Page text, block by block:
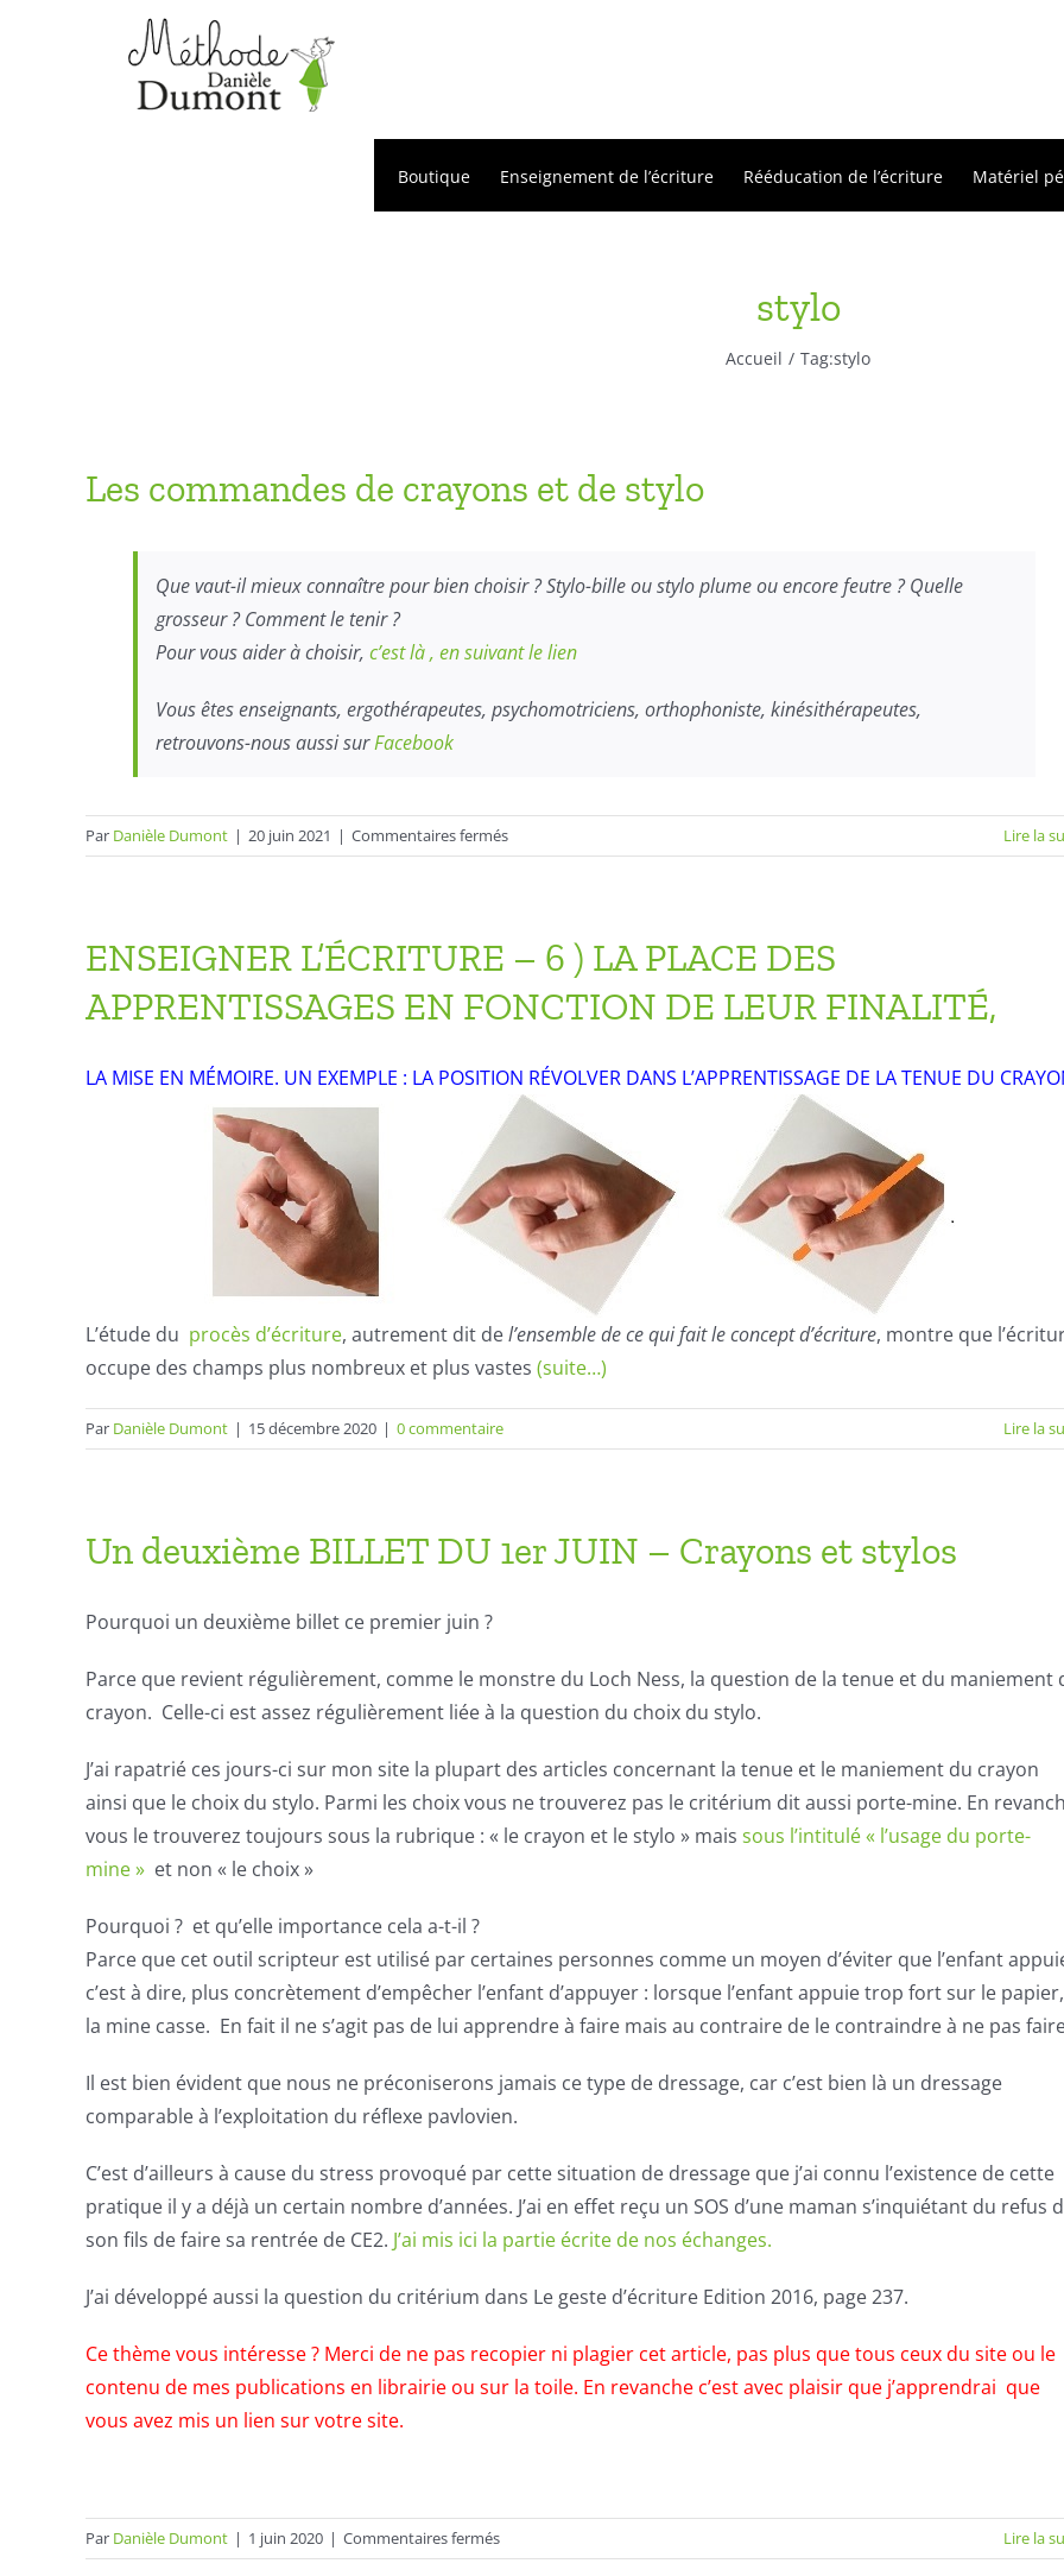
Boutique Enseignement de l’écriture Rééducation de l’écriture Matériel
stylo
Accueil Tag:stylo
Les commandes de crayons et de stylo
Que vaut-il mieux connaître pour bien choisir ? Stylo-bille ou stylo plume ou encore feutre ? Quelle
grosseur ? Comment le tenir ?
Pour vous aider à choisir, c’est là , en suivant le lien
Vous êtes enseignants, ergothérapeutes, psychomotriciens, orthophoniste, kinésithérapeutes,
retrouvons-nous aussi surFacebook
Par Danièle Dumont | 20 juin 2021 | Commentaires ferméssur
Les
crayons
de
stylo
Lire la
ENSEIGNER L’ÉCRITURE – 6 ) LA PLACE DES
APPRENTISSAGES EN FONCTION DE LEUR FINALITÉ,
LA MISE EN MÉMOIRE. UN EXEMPLE : LA POSITION RÉVOLVER DANS L’APPRENTISSAGE DE LA TENUE DU
L’étude du procès d’écriture, autrement dit del’ensemble de ce qui fait le concept d’écriture, montre que
occupe des champs plus nombreux et plus vastes (suite…)
Par Danièle Dumont | 15 décembre 2020 | 0 commentaire Lire la
Un deuxième BILLET DU 1er JUIN – Crayons et stylos
Pourquoi un deuxième billet ce premier juin ?
Parce que revient régulièrement, comme le monstre du Loch Ness, la question de la tenue et du maniement
crayon. Celle-ci est assez régulièrement liée à la question du choix du stylo.
J’ai rapatrié ces jours-ci sur mon site la plupart des articles concernant la tenue et le maniement du crayon
ainsi que le choix du stylo. Parmi les choix vous ne trouverez pas le critérium dit aussi porte-mine. En
vous le trouverez toujours sous la rubrique : « le crayon et le stylo » mais sous l’intitulé « l’usage du porte-
mine » et non « le choix »
Pourquoi ? et qu’elle importance cela a-t-il ?
Parce que cet outil scripteur est utilisé par certaines personnes comme un moyen d’éviter que l’enfant
c’est à dire, plus concrètement d’empêcher l’enfant d’appuyer : lorsque l’enfant appuie trop fort sur le papier,
la mine casse. En fait il ne s’agit pas de lui apprendre à faire mais au contraire de le contraindre à ne pas
Il est bien évident que nous ne préconiserons jamais ce type de dressage, car c’est bien là un dressage
comparable à l’exploitation du réflexe pavlovien.
C’est d’ailleurs à cause du stress provoqué par cette situation de dressage que j’ai connu l’existence de cette
pratique il y a déjà un certain nombre d’années. J’ai en effet reçu un SOS d’une maman s’inquiétant du refus
son fils de faire sa rentrée de CE2. J’ai mis ici la partie écrite de nos échanges.
J’ai développé aussi la question du critérium dans Le geste d’écriture Edition 2016, page 237.
Ce thème vous intéresse ? Merci de ne pas recopier ni plagier cet article, pas plus que tous ceux du site ou le
contenu de mes publications en librairie ou sur la toile. En revanche c’est avec plaisir que j’apprendrai que
vous avez mis un lien sur votre site.
Par Danièle Dumont | 1 juin 2020 | Commentaires ferméssur
Un
Lire la